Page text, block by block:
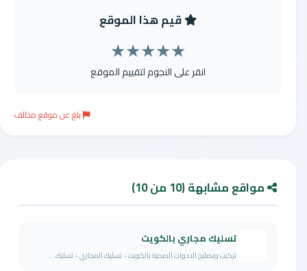
قيم هذا الموقع
★
★
★
★
★
انقر على النجوم لتقييم الموقع
بلغ عن موقع مخالف
مواقع مشابهة (10 من 10)
تسليك مجاري بالكويت
تركيب وتصليح الادوات الصحية بالكويت - تسليك المجاري - تسليك ...